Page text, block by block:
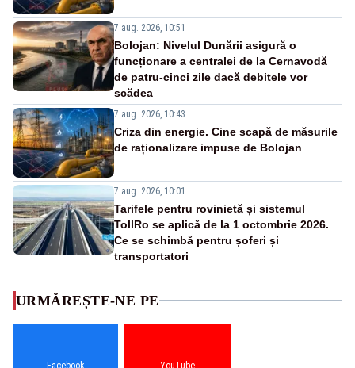
7 aug. 2026, 10:51
Bolojan: Nivelul Dunării asigură o
funcționare a centralei de la Cernavodă
de patru-cinci zile dacă debitele vor
scădea
7 aug. 2026, 10:43
Criza din energie. Cine scapă de măsurile
de raționalizare impuse de Bolojan
7 aug. 2026, 10:01
Tarifele pentru rovinietă și sistemul
TollRo se aplică de la 1 octombrie 2026.
Ce se schimbă pentru șoferi și
transportatori
URMĂREȘTE-NE PE
Facebook YouTube